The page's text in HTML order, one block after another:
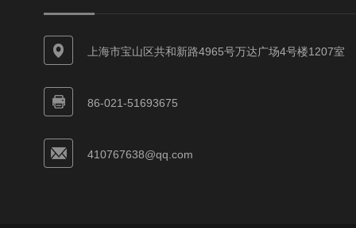
上海市宝山区共和新路4965号万达广场4号楼1207室
86-021-51693675
410767638@qq.com